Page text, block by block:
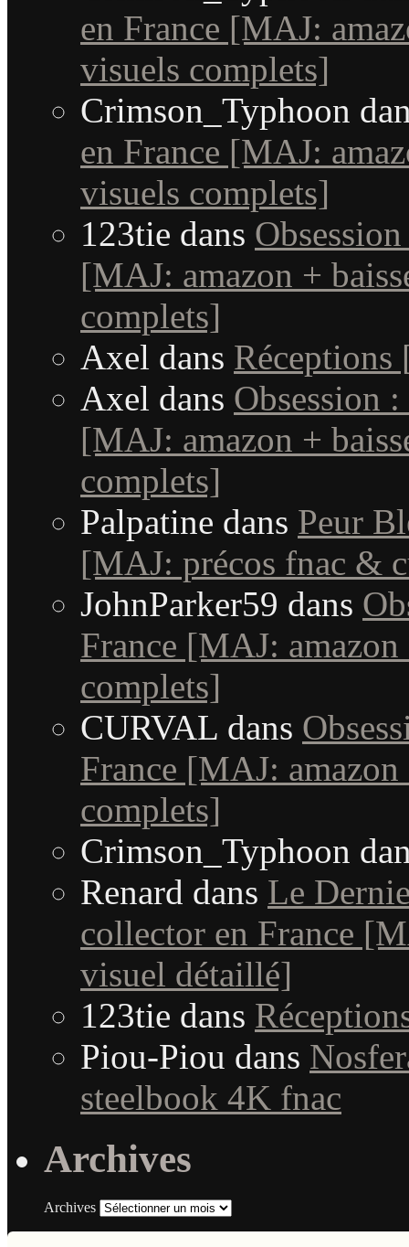
en France [MAJ:
visuels complets]
Crimson_Typhoon
en France [MAJ:
visuels complets]
123tie dans
[MAJ: amazon +
complets]
Axel dans
Axel dans Obsession
[MAJ: amazon +
complets]
Palpatine dans Peur
[MAJ: précos fnac &
JohnParker59 dans
France [MAJ:
complets]
CURVAL dans
France [MAJ:
complets]
Crimson_Typhoon
Renard dans Le
collector en France
visuel détaillé]
123tie dans
Piou-Piou dans
steelbook 4K fnac
Archives
Archives